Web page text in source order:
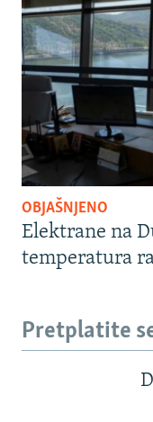
OBJAŠNJENO
Elektrane na
temperatura
Pretplatite